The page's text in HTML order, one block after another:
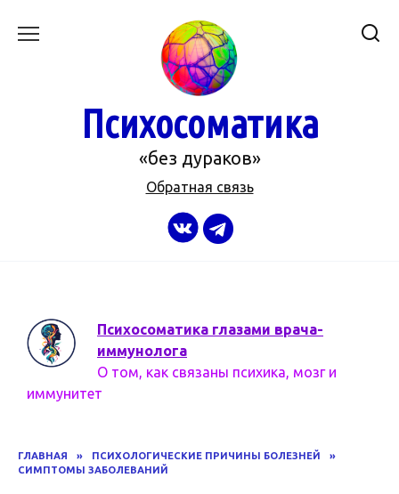
Психосоматика
«без дураков»
Обратная связь
Психосоматика глазами врача-
иммунолога
О том, как связаны психика, мозг и
иммунитет
ГЛАВНАЯ » ПСИХОЛОГИЧЕСКИЕ ПРИЧИНЫ БОЛЕЗНЕЙ
»
СИМПТОМЫ ЗАБОЛЕВАНИЙ